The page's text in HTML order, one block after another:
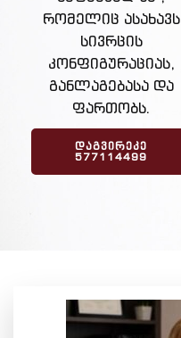
რომელიც ასახავს
სივრცის
კონფიგურაციას,
განლაგებასა და
ფართობს.
ᲓᲐᲒᲕᲘᲠᲔᲙᲔ
577114499